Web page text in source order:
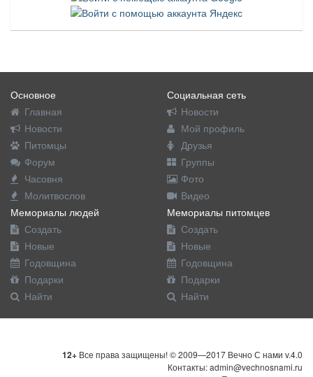
Основное
Главная
Новости
Питомцы
Форум
Часовня
Молитвослов
Социальная сеть
Новости
Мой профиль
Друзья
Группы
Фото
Видео
Мемориалы людей
Создать
Новые
Годовщина
Подарки
Найти
Мемориалы питомцев
Создать
Новые
Годовщина
Подарки
Найти
12+ Все права защищены! © 2009—2017 Вечно С нами v.4.0
Контакты: admin@vechnosnami.ru